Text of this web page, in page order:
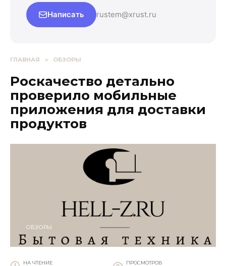
Написать rustem@xrust.ru
ГЛАВНАЯ » ОБЗОРЫ
Роскачество детально
проверило мобильные
приложения для доставки
продуктов
ОБЗОРЫ
НА ЧТЕНИЕ ПРОСМОТРОВ